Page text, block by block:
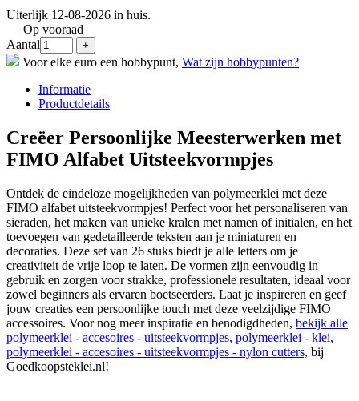
Uiterlijk 12-08-2026 in huis.
Op vooraad
Aantal
Voor elke euro een hobbypunt, Wat zijn hobbypunten?
Informatie
Productdetails
Creëer Persoonlijke Meesterwerken met
FIMO Alfabet Uitsteekvormpjes
Ontdek de eindeloze mogelijkheden van polymeerklei met deze
FIMO alfabet uitsteekvormpjes! Perfect voor het personaliseren van
sieraden, het maken van unieke kralen met namen of initialen, en het
toevoegen van gedetailleerde teksten aan je miniaturen en
decoraties. Deze set van 26 stuks biedt je alle letters om je
creativiteit de vrije loop te laten. De vormen zijn eenvoudig in
gebruik en zorgen voor strakke, professionele resultaten, ideaal voor
zowel beginners als ervaren boetseerders. Laat je inspireren en geef
jouw creaties een persoonlijke touch met deze veelzijdige FIMO
accessoires. Voor nog meer inspiratie en benodigdheden, bekijk alle
polymeerklei - accesoires - uitsteekvormpjes, polymeerklei - klei,
polymeerklei - accesoires - uitsteekvormpjes - nylon cutters, bij
Goedkoopsteklei.nl!